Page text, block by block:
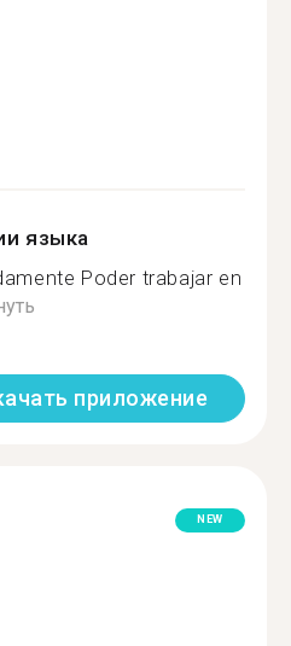
языка
Poder trabajar en
приложение
NEW